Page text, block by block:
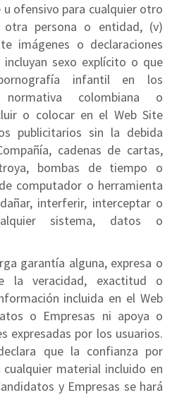
u ofensivo para cualquier otro
otra persona o entidad, (v)
imágenes o declaraciones
sexo explícito o que
infantil en los
colombiana o
o colocar en el Web Site
publicitarios sin la debida
cadenas de cartas,
bombas de tiempo o
computador o herramienta
interferir, interceptar o
sistema, datos o
garantía alguna, expresa o
la veracidad, exactitud o
incluida en el Web
o Empresas ni apoya o
expresadas por los usuarios.
que la confianza por
material incluido en
y Empresas se hará